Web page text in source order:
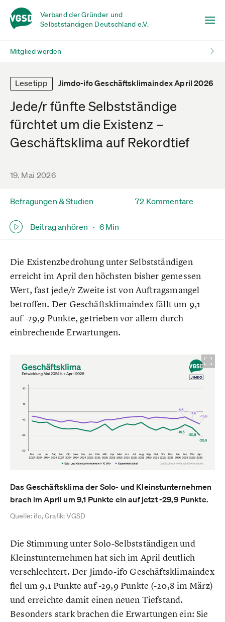
Verband der Gründer und
Selbstständigen Deutschland e.V.
Mitglied werden
Lesetipp Jimdo-ifo Geschäftsklimaindex April 2026
Jede/r fünfte Selbstständige
fürchtet um die Existenz –
Geschäftsklima auf Rekordtief
19. Mai 2026
Befragungen & Studien
Beitrag anhören · 6 Min
72 Kommentare
Die Existenzbedrohung unter Selbstständigen
erreicht im April den höchsten bisher gemessen
Wert, fast jede/r Zweite ist von Auftragsmangel
betroffen. Der Geschäftsklimaindex fällt um 9,1
auf -29,9 Punkte, getrieben vor allem durch
einbrechende Erwartungen.
Das Geschäftsklima der Solo- und Kleinstunternehmen
brach im April um 9,1 Punkte ein auf jetzt -29,9 Punkte.
Quelle: ifo, Grafik: VGSD
Die Stimmung unter Solo-Selbstständigen und
Kleinstunternehmen hat sich im April deutlich
verschlechtert. Der Jimdo-ifo Geschäftsklimaindex
fiel um 9,1 Punkte auf -29,9 Punkte (-20,8 im März)
und erreichte damit einen neuen Tiefstand.
Besonders stark brachen die Erwartungen ein: Sie